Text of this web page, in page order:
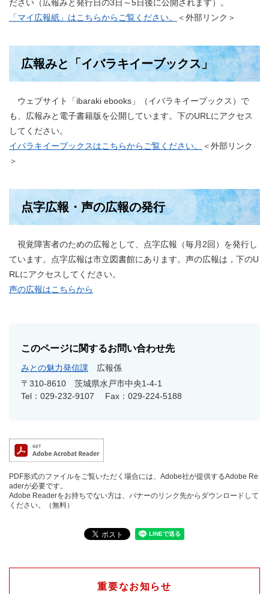
ださい（広報みと発行日の3日～5日後に公開されます）。
「マイ広報紙」はこちらからご覧ください。
＜外部リンク＞
広報みと「イバラキイーブックス」
ウェブサイト「ibaraki ebooks」（イバラキイーブックス）で
も、広報みと電子書籍版を公開しています。下のURLにアクセス
してください。
イバラキイーブックスはこちらからご覧ください。
＜外部リンク
＞
点字広報・声の広報の発行
視覚障害者のための広報として、点字広報（毎月2回）を発行し
ています。点字広報は市立図書館にあります。声の広報は，下のU
RLにアクセスしてください。
声の広報はこちらから
このページに関するお問い合わせ先
みとの魅力発信課
広報係
〒310-8610
茨城県水戸市中央1-4-1
Tel：029-232-9107
Fax：029-224-5188
PDF形式のファイルをご覧いただく場合には、Adobe社が提供するAdobe Re
aderが必要です。
Adobe Readerをお持ちでない方は、バナーのリンク先からダウンロードして
ください。（無料）
重要なお知らせ